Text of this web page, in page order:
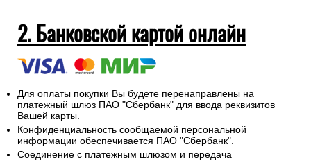
заказа будет отправлен электронный кассовый чек об
оплате заказа.
2. Банковской картой онлайн